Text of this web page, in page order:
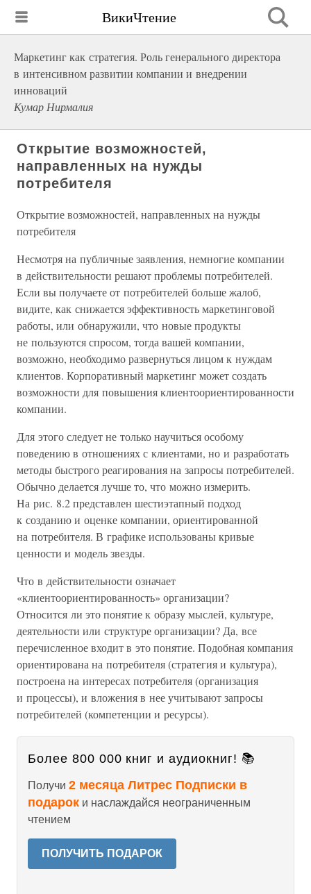
ВикиЧтение
Маркетинг как стратегия. Роль генерального директора
в интенсивном развитии компании и внедрении
инноваций
Кумар Нирмалия
Открытие возможностей,
направленных на нужды
потребителя
Открытие возможностей, направленных на нужды
потребителя
Несмотря на публичные заявления, немногие компании
в действительности решают проблемы потребителей.
Если вы получаете от потребителей больше жалоб,
видите, как снижается эффективность маркетинговой
работы, или обнаружили, что новые продукты
не пользуются спросом, тогда вашей компании,
возможно, необходимо развернуться лицом к нуждам
клиентов. Корпоративный маркетинг может создать
возможности для повышения клиентоориентированности
компании.
Для этого следует не только научиться особому
поведению в отношениях с клиентами, но и разработать
методы быстрого реагирования на запросы потребителей.
Обычно делается лучше то, что можно измерить.
На рис. 8.2 представлен шестиэтапный подход
к созданию и оценке компании, ориентированной
на потребителя. В графике использованы кривые
ценности и модель звезды.
Что в действительности означает
«клиентоориентированность» организации?
Относится ли это понятие к образу мыслей, культуре,
деятельности или структуре организации? Да, все
перечисленное входит в это понятие. Подобная компания
ориентирована на потребителя (стратегия и культура),
построена на интересах потребителя (организация
и процессы), и вложения в нее учитывают запросы
потребителей (компетенции и ресурсы).
Более 800 000 книг и аудиокниг! 📚
Получи 2 месяца Литрес Подписки в
подарок и наслаждайся неограниченным
чтением
ПОЛУЧИТЬ ПОДАРОК